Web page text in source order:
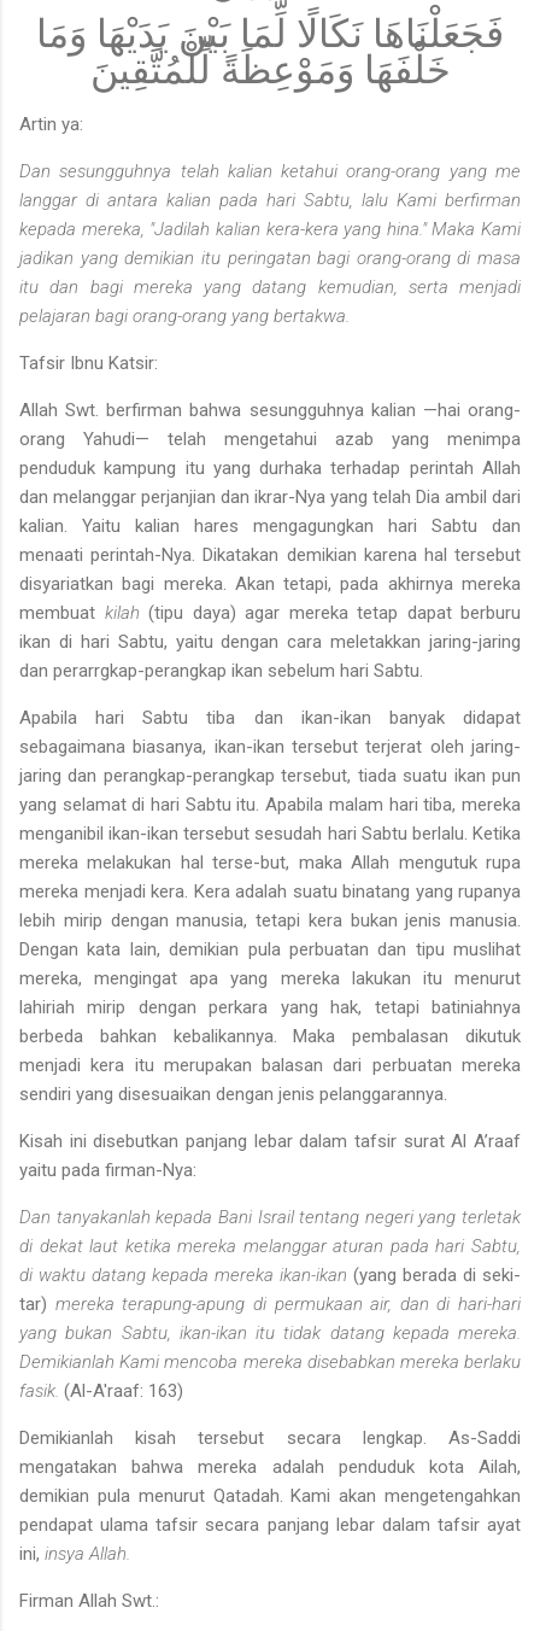
فَجَعَلْنَاهَا نَكَالًا لِّمَا بَيْنَ يَدَيْهَا وَمَا
خَلْفَهَا وَمَوْعِظَةً لِّلْمُتَّقِينَ
Artin ya:
Dan sesungguhnya telah kalian ketahui orang-orang yang me­
langgar di antara kalian pada hari Sabtu, lalu Kami berfirman
kepada mereka, "Jadilah kalian kera-kera yang hina." Maka Ka­mi
jadikan yang demikian itu peringatan bagi orang-orang di masa
itu dan bagi mereka yang datang kemudian, serta menjadi
pelajaran bagi orang-orang yang bertakwa.
Tafsir Ibnu Katsir:
Allah Swt. berfirman bahwa sesungguhnya kalian —hai orang-
orang Yahudi— telah mengetahui azab yang menimpa
penduduk kampung itu yang durhaka terhadap perintah Allah
dan melanggar perjanjian dan ikrar-Nya yang telah Dia ambil dari
kalian. Yaitu kalian hares mengagungkan hari Sabtu dan
menaati perintah-Nya. Dikatakan de­mikian karena hal tersebut
disyariatkan bagi mereka. Akan tetapi, pa­da akhirnya mereka
membuat kilah (tipu daya) agar mereka tetap da­pat berburu
ikan di hari Sabtu, yaitu dengan cara meletakkan jaring-­jaring
dan perarrgkap-perangkap ikan sebelum hari Sabtu.
Apabila hari Sabtu tiba dan ikan-ikan banyak didapat
sebagaima­na biasanya, ikan-ikan tersebut terjerat oleh jaring-
jaring dan perang­kap-perangkap tersebut, tiada suatu ikan pun
yang selamat di hari Sabtu itu. Apabila malam hari tiba, mereka
menganibil ikan-ikan ter­sebut sesudah hari Sabtu berlalu. Ketika
mereka melakukan hal terse-but, maka Allah mengutuk rupa
mereka menjadi kera. Kera adalah suatu binatang yang rupanya
lebih mirip dengan manusia, tetapi kera bukan jenis manusia.
Dengan kata lain, demikian pula perbuatan dan tipu muslihat
mereka, mengingat apa yang mereka lakukan itu menurut
lahiriah mirip dengan perkara yang hak, tetapi batiniahnya
berbe­da bahkan kebalikannya. Maka pembalasan dikutuk
menjadi kera itu merupakan balasan dari perbuatan mereka
sendiri yang disesuaikan dengan jenis pelanggarannya.
Kisah ini disebutkan panjang lebar dalam tafsir surat Al A’raaf
yaitu pada firman-Nya:
Dan tanyakanlah kepada Bani Israil tentang negeri yang terletak
di dekat laut ketika mereka melanggar aturan pada hari Sabtu,
di waktu datang kepada mereka ikan-ikan (yang berada di seki­
tar) mereka terapung-apung di permukaan air, dan di hari-hari
yang bukan Sabtu, ikan-ikan itu tidak datang kepada mereka.
Demikianlah Kami mencoba mereka disebabkan mereka berlaku
fasik. (Al-A'raaf: 163)
Demikianlah kisah tersebut secara lengkap. As-Saddi
mengatakan bahwa mereka adalah penduduk kota Ailah,
demikian pula menurut Qatadah. Kami akan mengetengahkan
pendapat ulama tafsir secara panjang lebar dalam tafsir ayat
ini, insya Allah.
Firman Allah Swt.: